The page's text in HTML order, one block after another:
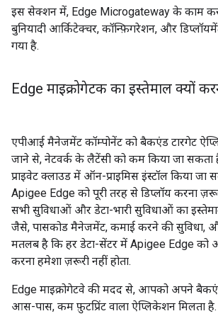
इस सेक्शन में, Edge Microgateway के काम
बुनियादी आर्किटेक्चर, कॉन्फ़िगरेशन, और
गया है.
Edge माइक्रोगेटक का इस्तेमाल क्यों
एपीआई मैनेजमेंट कॉम्पोनेंट को बैकएंड टारगेट
जाने से, नेटवर्क के लैटेंसी को कम किया जा सकता
प्राइवेट क्लाउड में ऑन-प्राइमिस इंस्टॉल किया जा
Apigee Edge को पूरी तरह से डिप्लॉय करना
सभी सुविधाओं और डेटा-भारी सुविधाओं का
जैसे, पासकोड मैनेजमेंट, कमाई करने की
मतलब है कि हर डेटा-सेंटर में Apigee Edge को
करना हमेशा ज़रूरी नहीं होता.
Edge माइक्रोगेटवे की मदद से, आपको अपने
आस-पास, कम फ़ुटप्रिंट वाला ऐप्लिकेशन मिलता